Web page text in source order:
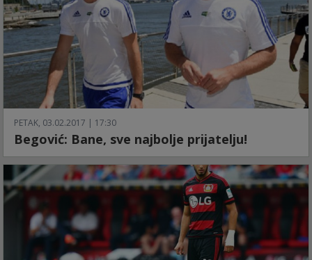
PETAK, 03.02.2017 | 17:30
Begović: Bane, sve najbolje prijatelju!